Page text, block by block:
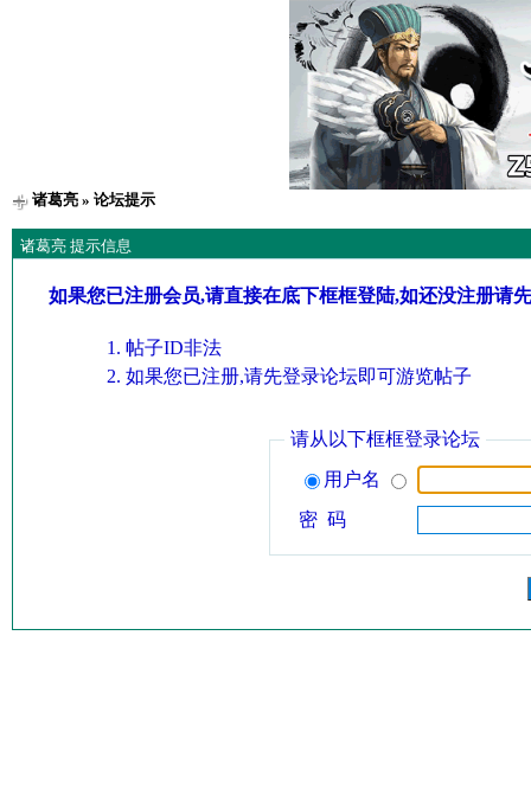
诸葛亮» 论坛提示
诸葛亮 提示信息
如果您已注册会员,请直接在底下框框登陆,如还没注册请
帖子ID非法
如果您已注册,请先登录论坛即可游览帖子
请从以下框框登录论坛
用户名
密 码